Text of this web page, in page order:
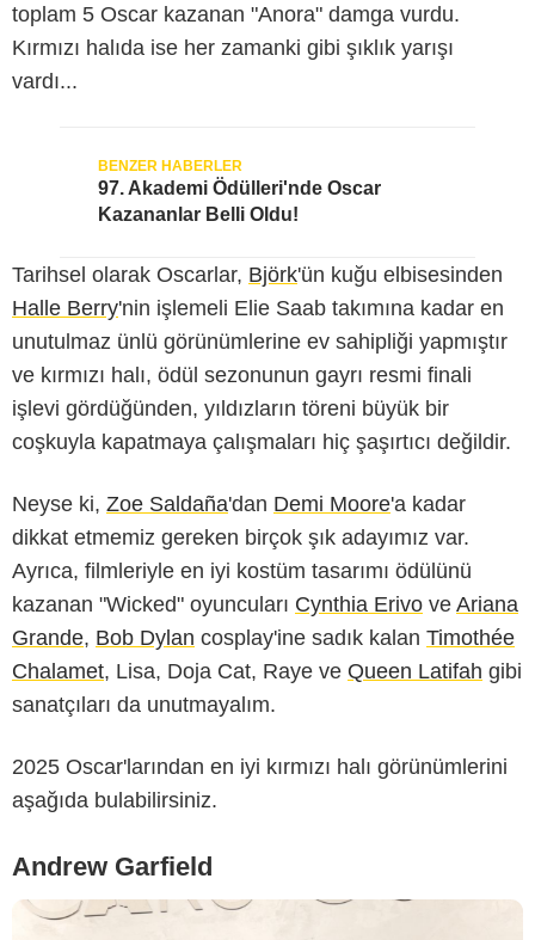
toplam 5 Oscar kazanan "Anora" damga vurdu.
Kırmızı halıda ise her zamanki gibi şıklık yarışı
vardı...
97. Akademi Ödülleri'nde Oscar
Kazananlar Belli Oldu!
Tarihsel olarak Oscarlar, Björk'ün kuğu elbisesinden
Halle Berry'nin işlemeli Elie Saab takımına kadar en
unutulmaz ünlü görünümlerine ev sahipliği yapmıştır
ve kırmızı halı, ödül sezonunun gayrı resmi finali
işlevi gördüğünden, yıldızların töreni büyük bir
coşkuyla kapatmaya çalışmaları hiç şaşırtıcı değildir.
Neyse ki, Zoe Saldaña'dan Demi Moore'a kadar
dikkat etmemiz gereken birçok şık adayımız var.
Ayrıca, filmleriyle en iyi kostüm tasarımı ödülünü
kazanan "Wicked" oyuncuları Cynthia Erivo ve Ariana
Grande, Bob Dylan cosplay'ine sadık kalan Timothée
Chalamet, Lisa, Doja Cat, Raye ve Queen Latifah gibi
sanatçıları da unutmayalım.
2025 Oscar'larından en iyi kırmızı halı görünümlerini
aşağıda bulabilirsiniz.
Andrew Garfield